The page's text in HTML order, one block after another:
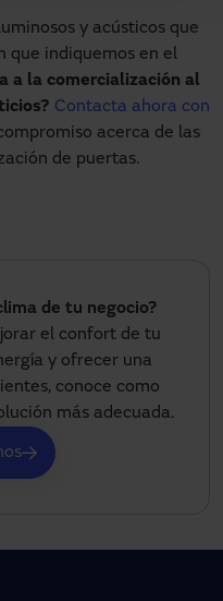
y acústicos que
que indiquemos en el
a la comercialización al
Contacta ahora con
acerca de las
de puertas.
de tu negocio?
el confort de tu
y ofrecer una
conoce como
más adecuada.